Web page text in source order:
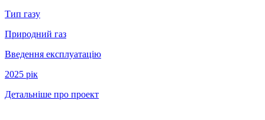
Тип газу
Природний газ
Введення експлуатацію
2025 рік
Детальніше про проект